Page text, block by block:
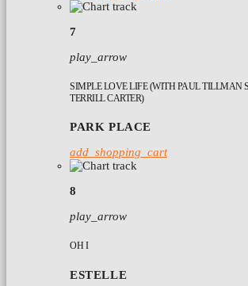
7
play_arrow
SIMPLE LOVE LIFE (WITH PAUL TILLMAN
TERRILL CARTER)
PARK PLACE
add_shopping_cart
8
play_arrow
OH I
ESTELLE